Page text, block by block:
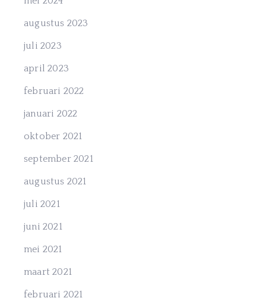
augustus 2023
juli 2023
april 2023
februari 2022
januari 2022
oktober 2021
september 2021
augustus 2021
juli 2021
juni 2021
mei 2021
maart 2021
februari 2021